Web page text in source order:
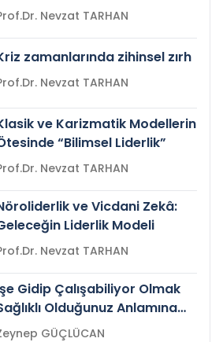
Prof.Dr. Nevzat TARHAN
zamanlarında zihinsel zırh
Prof.Dr. Nevzat TARHAN
ve Karizmatik Modellerin
“Bilimsel Liderlik”
Prof.Dr. Nevzat TARHAN
ve Vicdani Zekâ:
Liderlik Modeli
Prof.Dr. Nevzat TARHAN
Gidip Çalışabiliyor Olmak
Olduğunuz Anlamına
mi?Zeynep GÜÇLÜCAN